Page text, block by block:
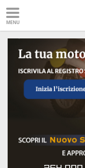
MENU
254.000